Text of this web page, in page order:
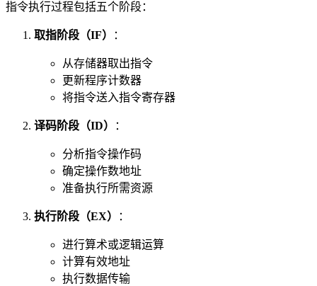
指令执行过程包括五个阶段：
取指阶段（IF） ：
从存储器取出指令
更新程序计数器
将指令送入指令寄存器
译码阶段（ID） ：
分析指令操作码
确定操作数地址
准备执行所需资源
执行阶段（EX） ：
进行算术或逻辑运算
计算有效地址
执行数据传输